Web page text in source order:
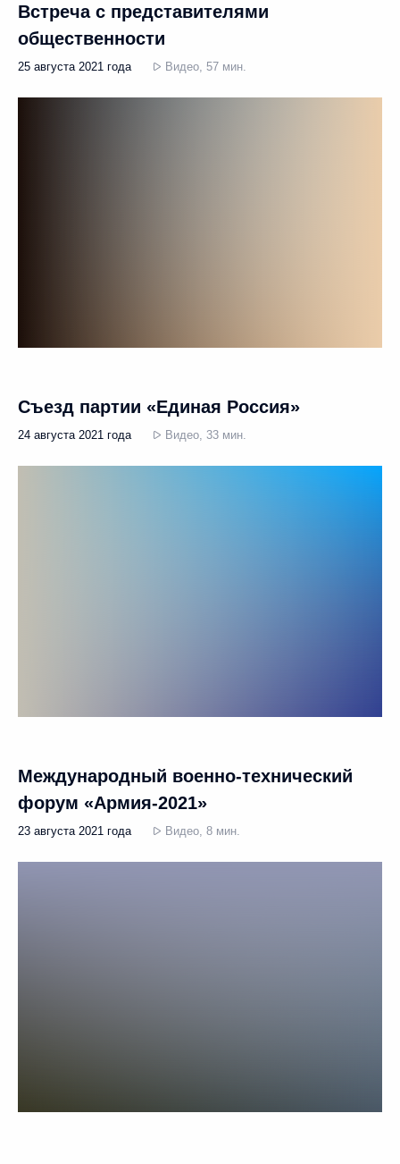
Встреча с представителями
общественности
25 августа 2021 года Видео, 57 мин.
Съезд партии «Единая Россия»
24 августа 2021 года Видео, 33 мин.
Международный военно-технический
форум «Армия-2021»
23 августа 2021 года Видео, 8 мин.